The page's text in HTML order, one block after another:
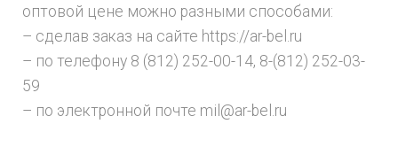
оптовой цене можно разными способами:
– сделав заказ на сайте https://ar-bel.ru
– по телефону 8 (812) 252-00-14, 8-(812) 252-03-
59
– по электронной почте mil@ar-bel.ru